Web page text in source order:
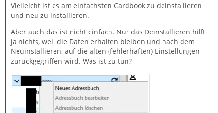
Vielleicht ist es am einfachsten Cardbook zu deinstallieren
und neu zu installieren.
Aber auch das ist nicht einfach. Nur das Deinstallieren hilft
ja nichts, weil die Daten erhalten bleiben und nach dem
Neuinstallieren, auf die alten (fehlerhaften) Einstellungen
zurückgegriffen wird. Was ist zu tun?